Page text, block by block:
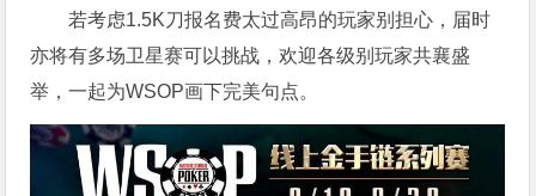
若考虑1.5K刀报名费太过高昂的玩家别担心，届时
亦将有多场卫星赛可以挑战，欢迎各级别玩家共襄盛
举，一起为WSOP画下完美句点。